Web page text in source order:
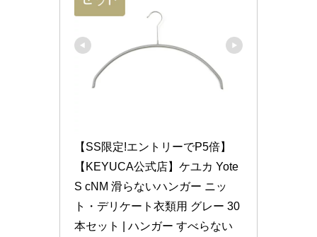
【SS限定!エントリーでP5倍】
【KEYUCA公式店】ケユカ Yote
S cNM 滑らないハンガー ニッ
ト・デリケート衣類用 グレー 30
本セット | ハンガー すべらない